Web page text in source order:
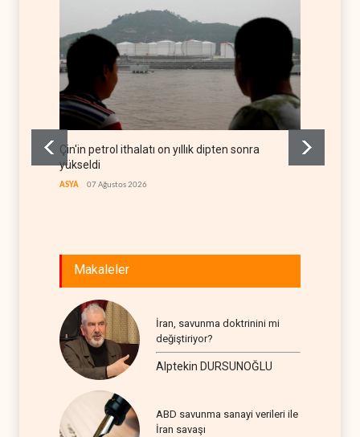
Çin'in petrol ithalatı on yıllık dipten sonra
yükseldi
ASYA 07 Ağustos 2026
Makaleler
İran, savunma doktrinini mi
değiştiriyor?
Alptekin DURSUNOĞLU
ABD savunma sanayi verileri ile
İran savaşı